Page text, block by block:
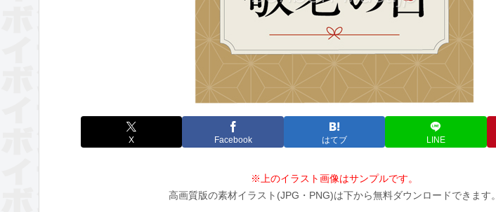
X Facebook はてブ LINE
※上のイラスト画像はサンプルです。
高画質版の素材イラスト(JPG・PNG)は下から無料ダウンロードできます。